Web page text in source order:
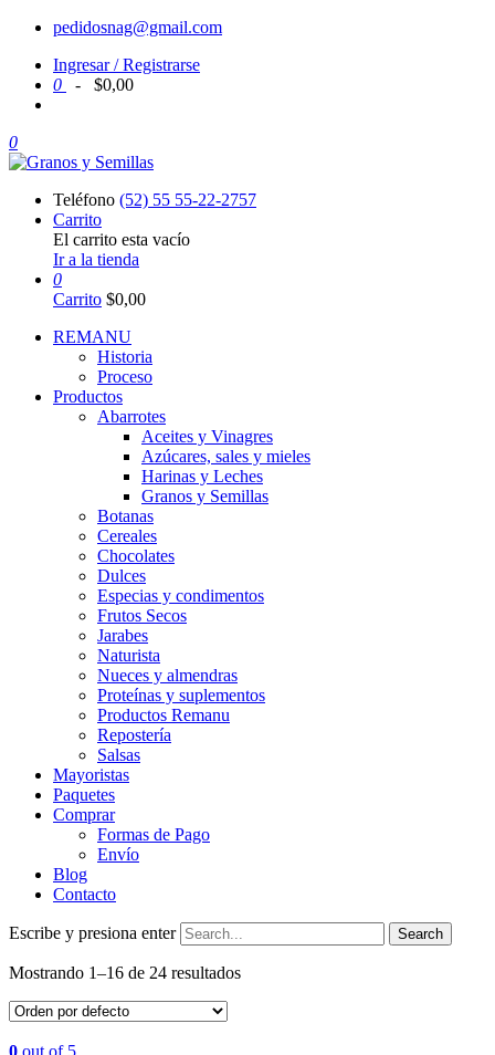
pedidosnag@gmail.com
Ingresar / Registrarse
0
‑ $0,00
0
Teléfono (52) 55 55-22-2757
Carrito
El carrito esta vacío
Ir a la tienda
0
Carrito $0,00
REMANU
Historia
Proceso
Productos
Abarrotes
Aceites y Vinagres
Azúcares, sales y mieles
Harinas y Leches
Granos y Semillas
Botanas
Cereales
Chocolates
Dulces
Especias y condimentos
Frutos Secos
Jarabes
Naturista
Nueces y almendras
Proteínas y suplementos
Productos Remanu
Repostería
Salsas
Mayoristas
Paquetes
Comprar
Formas de Pago
Envío
Blog
Contacto
Escribe y presiona enter
Mostrando 1–16 de 24 resultados
0 out of 5